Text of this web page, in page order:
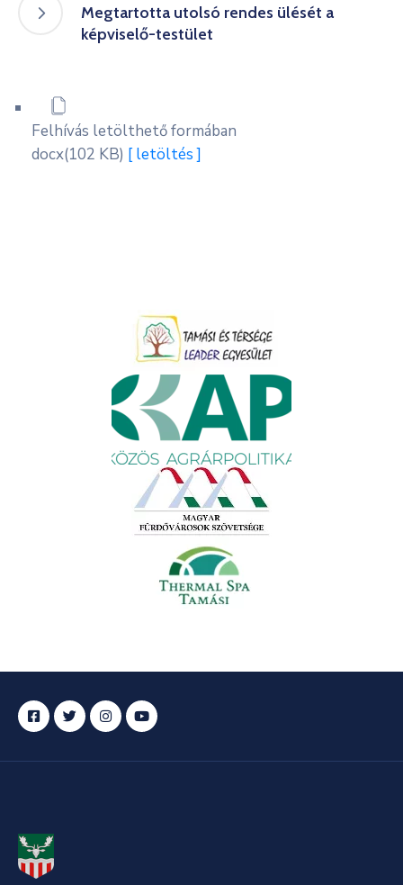
Megtartotta utolsó rendes ülését a
képviselő-testület
Felhívás letölthető formában
docx(102 KB) [ letöltés ]